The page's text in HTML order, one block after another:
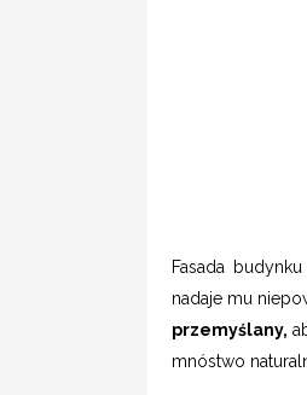
Fasada
nadaje mu
przemyślany,
mnóstwo